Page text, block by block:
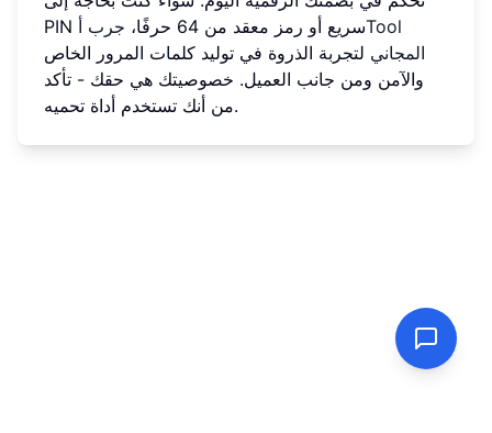
PIN سريع أو رمز معقد من 64 حرفًا،
جرب أTool
المجاني لتجربة الذروة في توليد كلمات المرور الخاص
والآمن ومن جانب العميل. خصوصيتك هي حقك - تأكد
من أنك تستخدم أداة تحميه.